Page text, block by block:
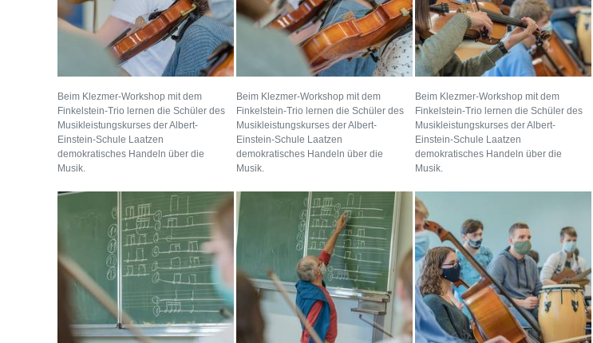
Beim Klezmer-Workshop mit dem
Finkelstein-Trio lernen die Schüler des
Musikleistungskurses der Albert-
Einstein-Schule Laatzen
demokratisches Handeln über die
Musik.
Beim Klezmer-Workshop mit dem
Finkelstein-Trio lernen die Schüler des
Musikleistungskurses der Albert-
Einstein-Schule Laatzen
demokratisches Handeln über die
Musik.
Beim Klezmer-Workshop mit dem
Finkelstein-Trio lernen die Schüler des
Musikleistungskurses der Albert-
Einstein-Schule Laatzen
demokratisches Handeln über die
Musik.